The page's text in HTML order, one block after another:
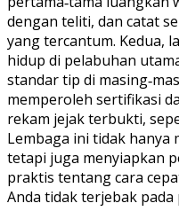
dengan teliti, dan catat
yang tercantum. Kedua,
hidup di pelabuhan
standar tip di
memperoleh sertifikasi
rekam jejak terbukti,
Lembaga ini tidak hanya
tetapi juga menyiapkan
praktis tentang cara
Anda tidak terjebak